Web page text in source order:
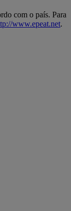
com o país. Para
www.epeat.net.